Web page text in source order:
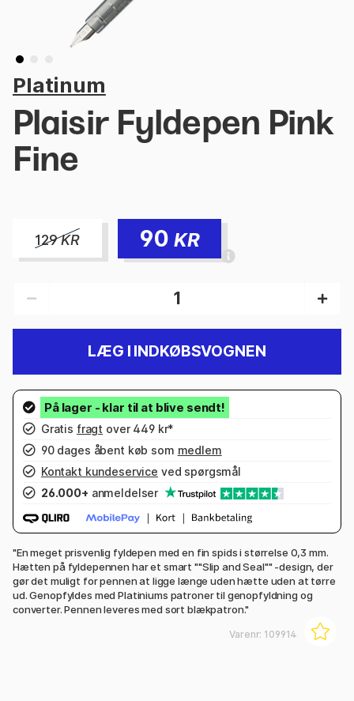
Platinum
Plaisir Fyldepen Pink
Fine
129KR 90 KR
LÆG I INDKØBSVOGNEN
Gratis fragt over 449 kr*
90 dages åbent køb som medlem
Kontakt kundeservice ved spørgsmål
26.000+ anmeldelser
"En meget prisvenlig fyldepen med en fin spids i størrelse 0,3 mm.
Hætten på fyldepennen har et smart ""Slip and Seal"" -design, der
gør det muligt for pennen at ligge længe uden hætte uden at tørre
ud. Genopfyldes med Platiniums patroner til genopfyldning og
converter. Pennen leveres med sort blækpatron."
Varenr: 109914